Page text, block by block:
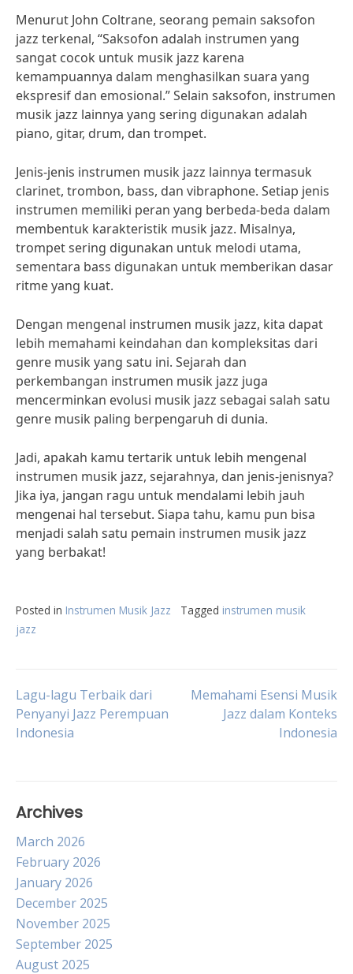
Menurut John Coltrane, seorang pemain saksofon
jazz terkenal, “Saksofon adalah instrumen yang
sangat cocok untuk musik jazz karena
kemampuannya dalam menghasilkan suara yang
ekspresif dan emosional.” Selain saksofon, instrumen
musik jazz lainnya yang sering digunakan adalah
piano, gitar, drum, dan trompet.
Jenis-jenis instrumen musik jazz lainnya termasuk
clarinet, trombon, bass, dan vibraphone. Setiap jenis
instrumen memiliki peran yang berbeda-beda dalam
membentuk karakteristik musik jazz. Misalnya,
trompet sering digunakan untuk melodi utama,
sementara bass digunakan untuk memberikan dasar
ritme yang kuat.
Dengan mengenal instrumen musik jazz, kita dapat
lebih memahami keindahan dan kompleksitas dari
genre musik yang satu ini. Sejarah dan
perkembangan instrumen musik jazz juga
mencerminkan evolusi musik jazz sebagai salah satu
genre musik paling berpengaruh di dunia.
Jadi, apakah kamu tertarik untuk lebih mengenal
instrumen musik jazz, sejarahnya, dan jenis-jenisnya?
Jika iya, jangan ragu untuk mendalami lebih jauh
mengenai hal tersebut. Siapa tahu, kamu pun bisa
menjadi salah satu pemain instrumen musik jazz
yang berbakat!
Posted in Instrumen Musik Jazz Tagged instrumen musik
jazz
Post
navigation
Lagu-lagu Terbaik dari
Penyanyi Jazz Perempuan
Indonesia
Memahami Esensi Musik
Jazz dalam Konteks
Indonesia
Archives
March 2026
February 2026
January 2026
December 2025
November 2025
September 2025
August 2025